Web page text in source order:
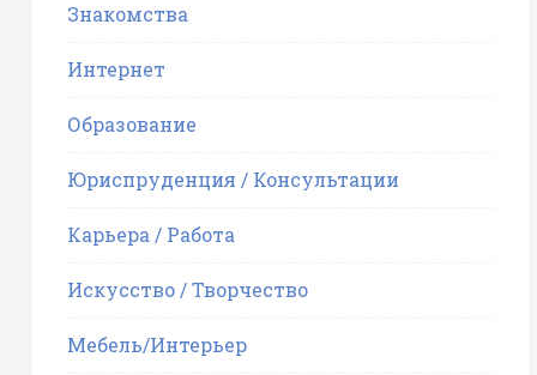
Знакомства
Интернет
Образование
Юриспруденция / Консультации
Карьера / Работа
Искусство / Творчество
Мебель/Интерьер